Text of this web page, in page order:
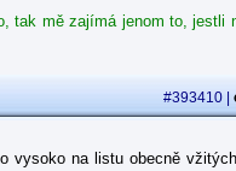
tak mě zajímá jenom to, jestli
#393410 |
vysoko na listu obecně